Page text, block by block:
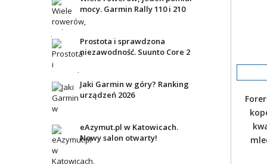
mocy. Garmin Rally 110 i 210
Prostota i sprawdzona
niezawodność. Suunto Core 2
Jaki Garmin w góry? Ranking
urządzeń 2026
eAzymut.pl w Katowicach.
Nowy salon otwarty!
z
zapewni
Różnią
wersji,